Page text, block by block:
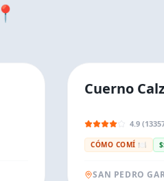
📍
Cuerno
4.9
CÓMO COMÍ 🍽️
SAN PEDRO